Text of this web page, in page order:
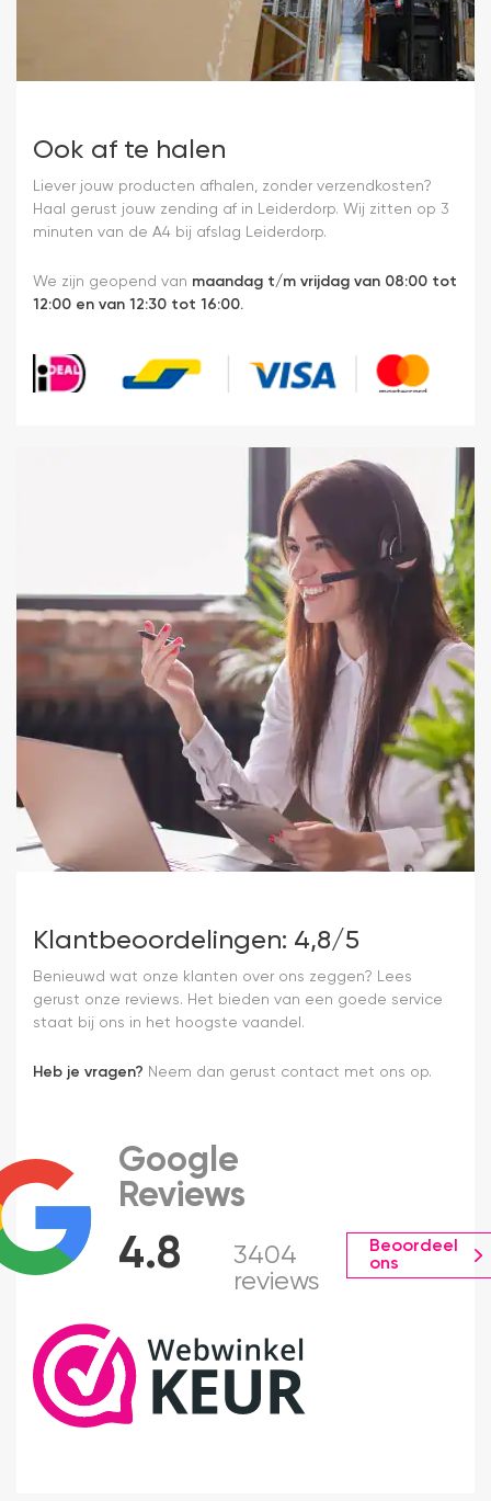
Ook af te halen
Liever jouw producten afhalen, zonder verzendkosten?
Haal gerust jouw zending af in Leiderdorp. Wij zitten op 3
minuten van de A4 bij afslag Leiderdorp.
We zijn geopend van maandag t/m vrijdag van 08:00 tot
12:00 en van 12:30 tot 16:00.
Klantbeoordelingen: 4,8/5
Benieuwd wat onze klanten over ons zeggen? Lees
gerust onze reviews. Het bieden van een goede service
staat bij ons in het hoogste vaandel.
Heb je vragen? Neem dan gerust contact met ons op.
4.8
Google
Reviews
3404
reviews
Beoordeel
ons